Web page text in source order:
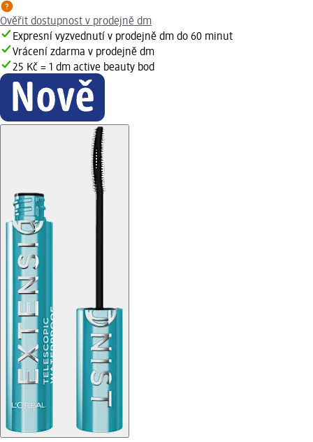
Ověřit dostupnost v prodejně dm
Expresní vyzvednutí v prodejně dm do 60 minut
Vrácení zdarma v prodejně dm
25 Kč = 1 dm active beauty bod